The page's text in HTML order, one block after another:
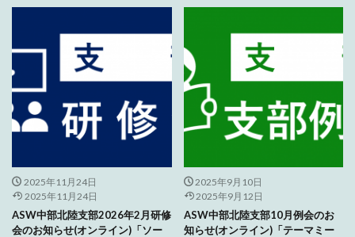
2025年11月24日
2025年11月24日
ASW中部北陸支部2026年2月研修
会のお知らせ(オンライン)「ソー
2025年9月10日
2025年9月12日
ASW中部北陸支部10月例会のお
知らせ(オンライン)「テーマミー